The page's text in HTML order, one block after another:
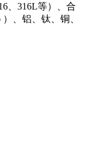
、316L等）、合
、铝、钛、铜、